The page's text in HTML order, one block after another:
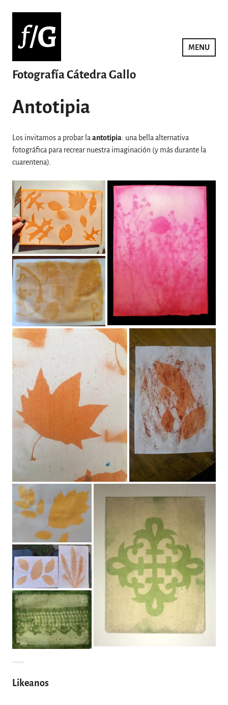
contenido
Fotografía Cátedra Gallo
MENU
Antotipia
Los invitamos a probar la antotipia: una bella alternativa
fotográfica para recrear nuestra imaginación (y más durante la
cuarentena).
Likeanos